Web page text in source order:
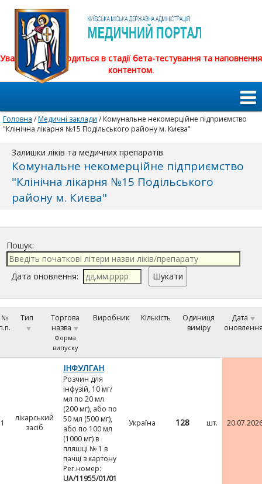
Увага! Сайт знаходиться в стадії бета-тестування та наповнення
контентом.
Головна /Медичні заклади / Комунальне некомерційне підприємство
"Клінічна лікарня №15 Подільського району м. Києва"
Залишки ліків та медичних препаратів
Комунальне некомерційне підприємство
"Клінічна лікарня №15 Подільського
району м. Києва"
Пошук:
Дата оновлення:
№
Тип
Торгова
назва
Форма
випуску
Виробник Кількість
Одиниця
виміру
Дата
1
лікарський
засіб
ІНФУЛГАН
Розчин для
інфузій, 10 мг/
мл по 20 мл
(200 мг), або по
50 мл (500 мг),
або по 100 мл
(1000 мг) в
пляшці № 1 в
пачці з картону
Рег.номер:
UA/11955/01/01
Україна 128 шт.